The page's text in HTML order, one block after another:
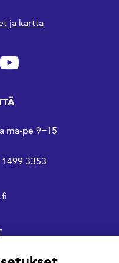
ja kartta
Linkedinissä
SFS Youtubessa
ma-pe 9−15
3353